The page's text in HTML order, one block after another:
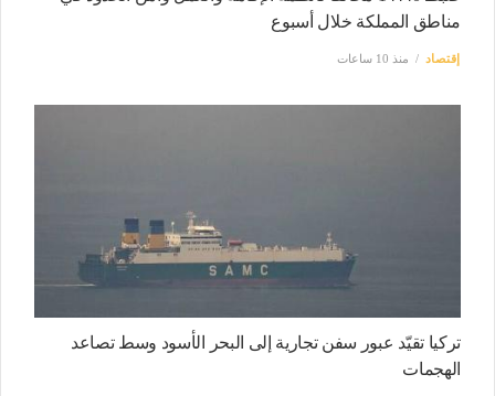
مناطق المملكة خلال أسبوع
إقتصاد منذ 10 ساعات
تركيا تقيّد عبور سفن تجارية إلى البحر الأسود وسط تصاعد
الهجمات